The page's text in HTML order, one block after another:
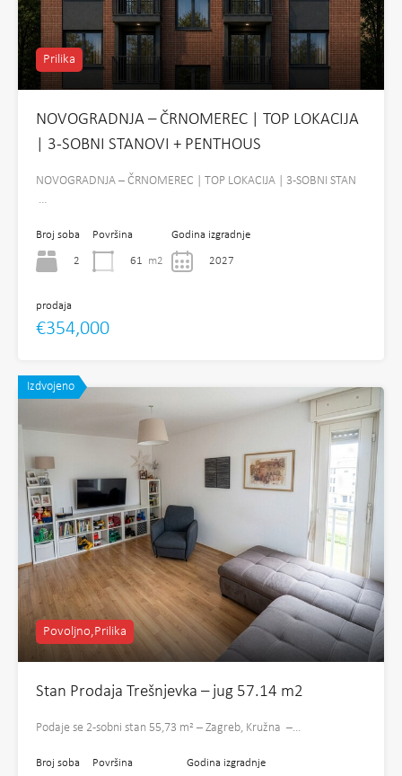
Prilika
NOVOGRADNJA – ČRNOMEREC | TOP LOKACIJA
| 3-SOBNI STANOVI + PENTHOUS
NOVOGRADNJA – ČRNOMEREC | TOP LOKACIJA | 3-SOBNI STAN
…
Broj soba
2
Površina
61 m2
Godina izgradnje
2027
prodaja
€354,000
Izdvojeno
Povoljno,Prilika
Stan Prodaja Trešnjevka – jug 57.14 m2
Podaje se 2-sobni stan 55,73 m² – Zagreb, Kružna –…
Broj soba Površina Godina izgradnje